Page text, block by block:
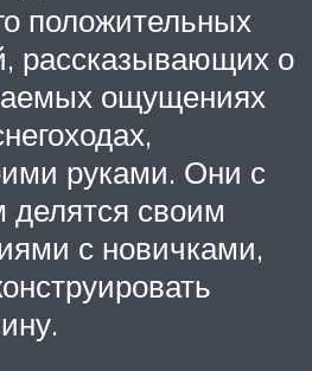
положительных
рассказывающих о
ощущениях
руками. Они с
делятся своим
с новичками,